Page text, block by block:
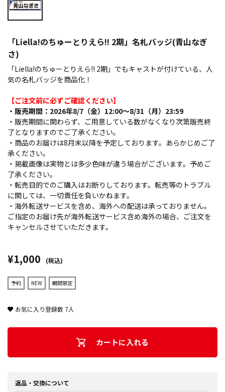
「Liella!のちゅーとりえら!! 2期」名札バッジ(青山なぎ
さ)
「Liella!のちゅーとりえら!! 2期」でもキャストが付けている、人
気の名札バッジを商品化！
【ご注文前に必ずご確認ください】
・販売期間：2026年8/7（金）12:00～8/31（月）23:59
・販売期間に関わらず、ご用意している数がなくなり次第販売終
了となりますのでご了承ください。
・商品のお届けは8月末以降を予定しております。あらかじめご了
承ください。
・掲載画像は実物とは多少色味が違う場合がございます。予めご
了承ください。
・転売目的でのご購入はお断りしております。転売等のトラブル
に関しては、一切責任を負いかねます。
・海外転送サービスを含め、海外への配送は承っておりません。
ご指定のお届け先が海外転送サービス含め海外の場合、ご注文を
キャンセルさせていただきます。
¥1,000 (税込)
予約 NEW 期間限定
お気に入り登録数 7人
カートに入れる
返品・交換について